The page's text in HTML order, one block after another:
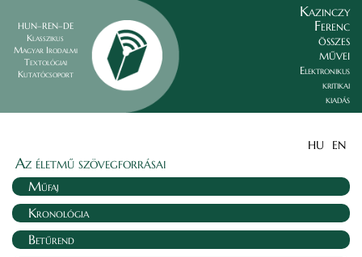
HUN–REN–DE
Klasszikus
Magyar Irodalmi
Textológiai
Kutatócsoport
Kazinczy
Ferenc
összes
művei
Elektronikus
kritikai
kiadás
HU EN
Az életmű szövegforrásai
Műfaj
Kronológia
Betűrend